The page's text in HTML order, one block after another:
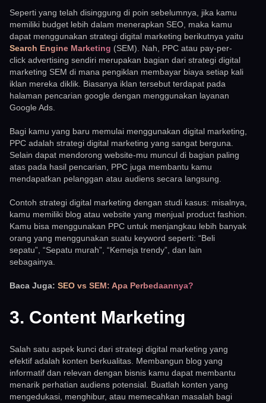
Seperti yang telah disinggung di poin sebelumnya, jika kamu
memiliki budget lebih dalam menerapkan SEO, maka kamu
dapat menggunakan strategi digital marketing berikutnya yaitu
Search Engine Marketing (SEM). Nah, PPC atau pay-per-
click advertising sendiri merupakan bagian dari strategi digital
marketing SEM di mana pengiklan membayar biaya setiap kali
iklan mereka diklik. Biasanya iklan tersebut terdapat pada
halaman pencarian google dengan menggunakan layanan
Google Ads.
Bagi kamu yang baru memulai menggunakan digital marketing,
PPC adalah strategi digital marketing yang sangat berguna.
Selain dapat mendorong website-mu muncul di bagian paling
atas pada hasil pencarian, PPC juga membantu kamu
mendapatkan pelanggan atau audiens secara langsung.
Contoh strategi digital marketing dengan studi kasus: misalnya,
kamu memiliki blog atau website yang menjual product fashion.
Kamu bisa menggunakan PPC untuk menjangkau lebih banyak
orang yang menggunakan suatu keyword seperti: “Beli
sepatu”, “Sepatu murah”, “Kemeja trendy”, dan lain
sebagainya.
Baca Juga: SEO vs SEM: Apa Perbedaannya?
3. Content Marketing
Salah satu aspek kunci dari strategi digital marketing yang
efektif adalah konten berkualitas. Membangun blog yang
informatif dan relevan dengan bisnis kamu dapat membantu
menarik perhatian audiens potensial. Buatlah konten yang
mengedukasi, menghibur, atau memecahkan masalah bagi